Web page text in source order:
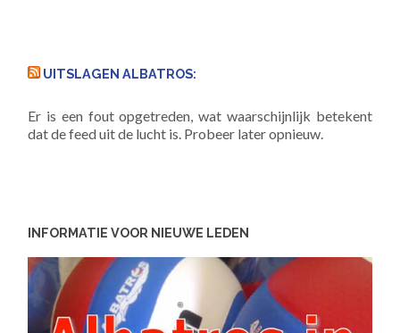
UITSLAGEN ALBATROS:
Er is een fout opgetreden, wat waarschijnlijk betekent
dat de feed uit de lucht is. Probeer later opnieuw.
INFORMATIE VOOR NIEUWE LEDEN